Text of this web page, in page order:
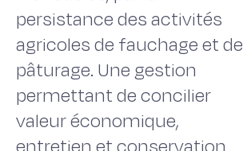
persistance des activités
agricoles de fauchage et de
pâturage. Une gestion
permettant de concilier
valeur économique,